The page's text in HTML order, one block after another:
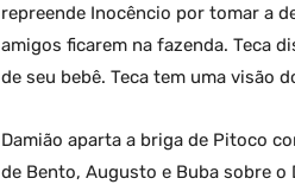
repreende Inocêncio por tomar a
amigos ficarem na fazenda. Teca
de seu bebê. Teca tem uma visão
Damião aparta a briga de Pitoco
de Bento, Augusto e Buba sobre o